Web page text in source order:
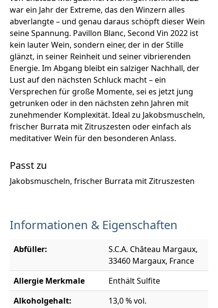
war ein Jahr der Extreme, das den Winzern alles
abverlangte – und genau daraus schöpft dieser Wein
seine Spannung. Pavillon Blanc, Second Vin 2022 ist
kein lauter Wein, sondern einer, der in der Stille
glänzt, in seiner Reinheit und seiner vibrierenden
Energie. Im Abgang bleibt ein salziger Nachhall, der
Lust auf den nächsten Schluck macht – ein
Versprechen für große Momente, sei es jetzt jung
getrunken oder in den nächsten zehn Jahren mit
zunehmender Komplexität. Ideal zu Jakobsmuscheln,
frischer Burrata mit Zitruszesten oder einfach als
meditativer Wein für den besonderen Anlass.
Passt zu
Jakobsmuscheln, frischer Burrata mit Zitruszesten
Informationen & Eigenschaften
Abfüller:
S.C.A. Château Margaux,
33460 Margaux, France
Allergie Merkmale
Enthält Sulfite
Alkoholgehalt:
13,0 % vol.